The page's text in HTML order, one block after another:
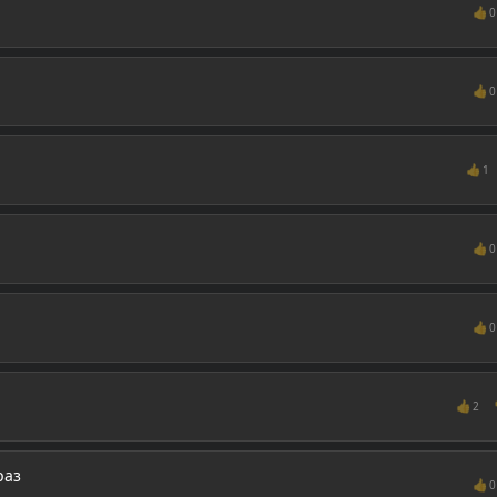
👍 0
👍 0
👍 1
👍 0
👍 0
👍 2
👍 0